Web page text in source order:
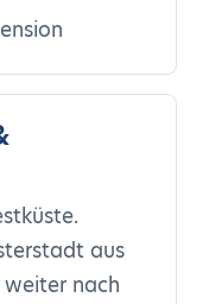
aus
nach